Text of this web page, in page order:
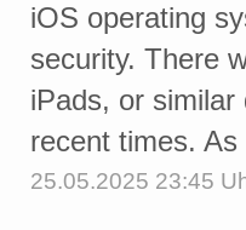
iOS operating
security. There
iPads, or
recent times.
25.05.2025 23:45